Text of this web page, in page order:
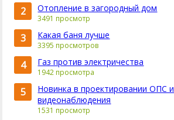
2 Отопление в загородный дом
3491 просмотр
3 Какая баня лучше
3395 просмотров
4 Газ против электричества
1942 просмотра
5
Новинка в проектировании ОПС и
видеонаблюдения
1531 просмотр